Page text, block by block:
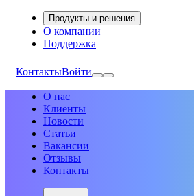
Продукты и решения
О компании
Поддержка
КонтактыВойти
О нас
Клиенты
Новости
Статьи
Вакансии
Отзывы
Контакты